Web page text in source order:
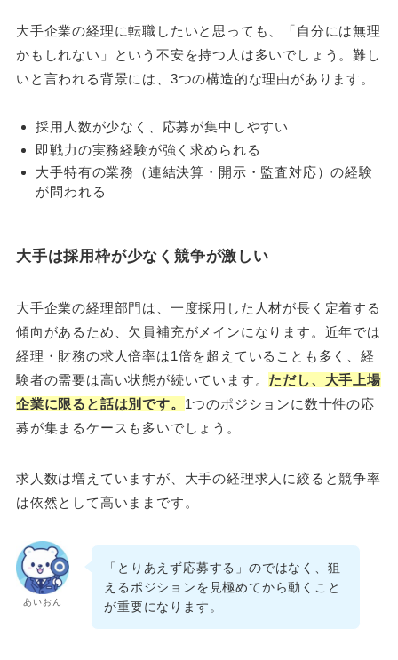
大手企業の経理に転職したいと思っても、「自分には無理
かもしれない」という不安を持つ人は多いでしょう。難し
いと言われる背景には、3つの構造的な理由があります。
採用人数が少なく、応募が集中しやすい
即戦力の実務経験が強く求められる
大手特有の業務（連結決算・開示・監査対応）の経験
が問われる
大手は採用枠が少なく競争が激しい
大手企業の経理部門は、一度採用した人材が長く定着する
傾向があるため、欠員補充がメインになります。近年では
経理・財務の求人倍率は1倍を超えていることも多く、経
験者の需要は高い状態が続いています。 ただし、大手上場
企業に限ると話は別です。 1つのポジションに数十件の応
募が集まるケースも多いでしょう。
求人数は増えていますが、大手の経理求人に絞ると競争率
は依然として高いままです。
あいおん
「とりあえず応募する」のではなく、狙
えるポジションを見極めてから動くこと
が重要になります。